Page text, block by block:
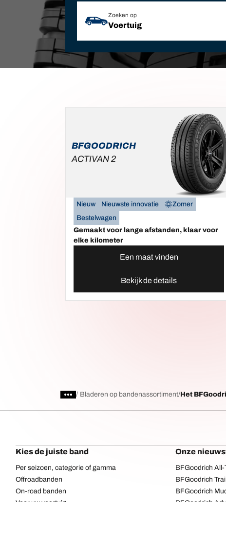
Zoeken op
Voertuig
BFGOODRICH
ACTIVAN 2
Nieuw Nieuwste innovatie
Zomer
Bestelwagen
Gemaakt voor lange afstanden, klaar voor
elke kilometer
Een maat vinden
Bekijk de details
/ Bladeren op bandenassortiment Het
Kies de juiste band
Per seizoen, categorie of gamma
Offroadbanden
On-road banden
Voor uw voertuig
Onze
BFGoodrich All-
BFGoodrich
BFGoodrich
BFGoodrich